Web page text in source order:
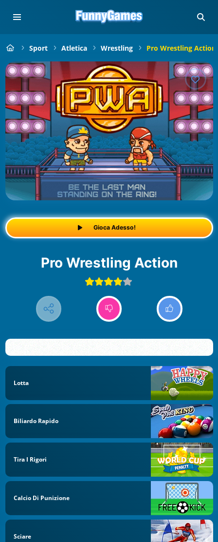
Sport Atletica Wrestling Pro Wrestling Action
Gioca Adesso!
Pro Wrestling Action
Lotta
Biliardo Rapido
Tira I Rigori
Calcio Di Punizione
Sciare